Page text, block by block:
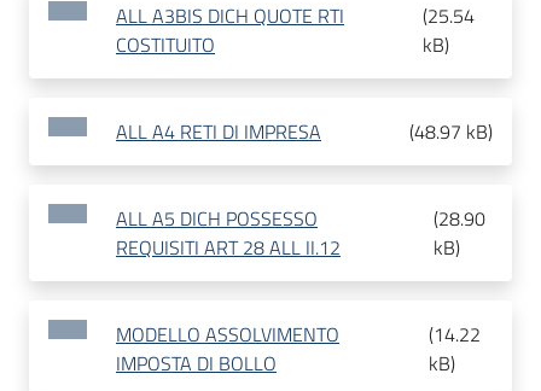
ALL A3BIS DICH QUOTE RTI
COSTITUITO
(25.54
kB)
ALL A4 RETI DI IMPRESA (48.97 kB)
ALL A5 DICH POSSESSO
REQUISITI ART 28 ALL II.12
(28.90
kB)
MODELLO ASSOLVIMENTO
IMPOSTA DI BOLLO
(14.22
kB)